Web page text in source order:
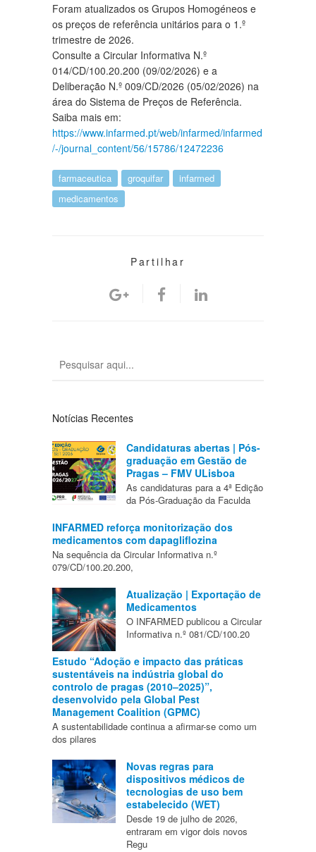
Foram atualizados os Grupos Homogéneos e
os preços de referência unitários para o 1.º
trimestre de 2026.
Consulte a Circular Informativa N.º
014/CD/100.20.200 (09/02/2026) e a
Deliberação N.º 009/CD/2026 (05/02/2026) na
área do Sistema de Preços de Referência.
Saiba mais em:
https://www.infarmed.pt/web/infarmed/infarmed
/-/journal_content/56/15786/12472236
farmaceutica groquifar
infarmed
medicamentos
Partilhar
Notícias Recentes
Candidaturas abertas | Pós-
graduação em Gestão de
Pragas – FMV ULisboa
As candidaturas para a 4ª Edição
da Pós-Graduação da Faculda
INFARMED reforça monitorização dos
medicamentos com dapagliflozina
Na sequência da Circular Informativa n.º
079/CD/100.20.200,
Atualização | Exportação de
Medicamentos
O INFARMED publicou a Circular
Informativa n.º 081/CD/100.20
Estudo “Adoção e impacto das práticas
sustentáveis na indústria global do
controlo de pragas (2010–2025)”,
desenvolvido pela Global Pest
Management Coalition (GPMC)
A sustentabilidade continua a afirmar-se como um
dos pilares
Novas regras para
dispositivos médicos de
tecnologias de uso bem
estabelecido (WET)
Desde 19 de julho de 2026,
entraram em vigor dois novos
Regu